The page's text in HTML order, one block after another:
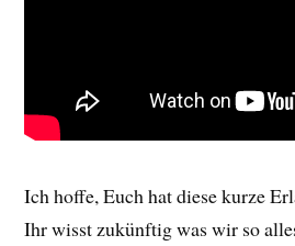
Ich hoffe, Euch hat diese kurze
Ihr wisst zukünftig was wir so